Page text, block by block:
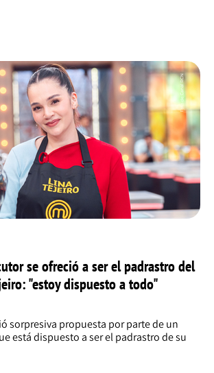
se ofreció a ser el padrastro del
"estoy dispuesto a todo"
sorpresiva propuesta por parte de un
está dispuesto a ser el padrastro de su